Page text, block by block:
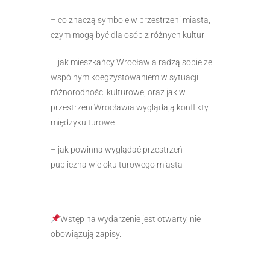
– co znaczą symbole w przestrzeni miasta,
czym mogą być dla osób z różnych kultur
– jak mieszkańcy Wrocławia radzą sobie ze
wspólnym koegzystowaniem w sytuacji
różnorodności kulturowej oraz jak w
przestrzeni Wrocławia wyglądają konflikty
międzykulturowe
– jak powinna wyglądać przestrzeń
publiczna wielokulturowego miasta
Wstęp na wydarzenie jest otwarty, nie
obowiązują zapisy.